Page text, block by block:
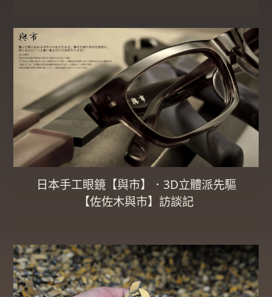
日本手工眼鏡【與市】．3D立體派先驅
【佐佐木與市】訪談記